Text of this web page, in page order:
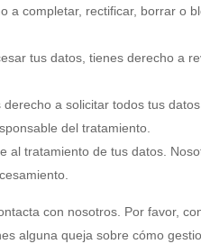
a completar, rectificar, borrar o
tus datos, tienes derecho a
a solicitar todos tus
del tratamiento.
al tratamiento de tus datos.
con nosotros. Por favor,
alguna queja sobre cómo